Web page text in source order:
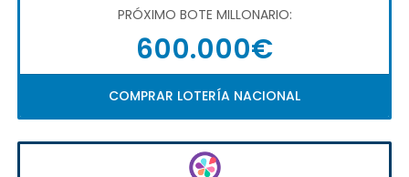
PRÓXIMO BOTE MILLONARIO:
600.000€
COMPRAR LOTERÍA NACIONAL